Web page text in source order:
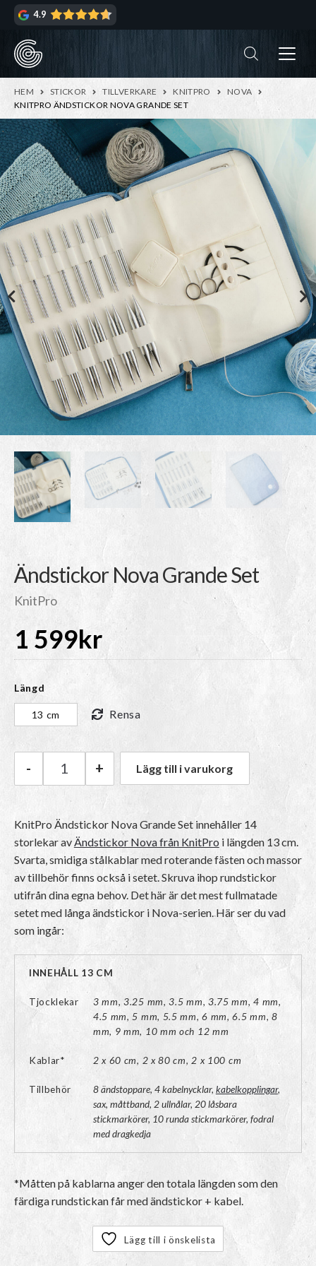
Hoppa
navigering
Hoppa
innehåll
4.9
HEM STICKOR TILLVERKARE KNITPRO
NOVA
KNITPRO ÄNDSTICKOR NOVA GRANDE SET
Ändstickor Nova Grande Set
KnitPro
1 599kr
Längd
13 cm Rensa
KnitPro Ändstickor Nova Grande Set mängd
- + Lägg till i varukorg
KnitPro Ändstickor Nova Grande Set innehåller 14
storlekar av Ändstickor Nova från KnitProi längden 13 cm.
Svarta, smidiga stålkablar med roterande fästen och massor
av tillbehör finns också i setet. Skruva ihop rundstickor
utifrån dina egna behov. Det här är det mest fullmatade
setet med långa ändstickor i Nova-serien. Här ser du vad
som ingår:
INNEHÅLL 13 CM
Tjocklekar
3 mm, 3.25 mm, 3.5 mm, 3.75 mm, 4 mm,
4.5 mm, 5 mm, 5.5 mm, 6 mm, 6.5 mm, 8
mm, 9 mm, 10 mm och 12 mm
Kablar* 2 x 60 cm, 2 x 80 cm, 2 x 100 cm
Tillbehör 8 ändstoppare, 4 kabelnycklar, kabelkopplingar,
sax, måttband, 2 ullnålar, 20 låsbara
stickmarkörer, 10 runda stickmarkörer, fodral
med dragkedja
*Måtten på kablarna anger den totala längden som den
färdiga rundstickan får med ändstickor + kabel.
Lägg till i önskelista